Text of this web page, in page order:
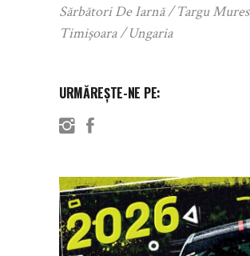
Sărbători De Iarnă
Targu Mures
Timișoara
Ungaria
URMĂREȘTE-NE PE: